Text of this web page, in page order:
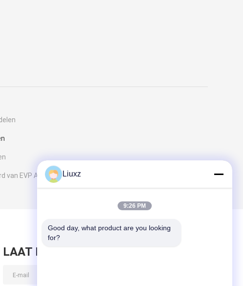
van EVP ATM
LAAT BERICHT ACHTER
Liuxz
9:26 PM
Good day, what product are you looking
for?